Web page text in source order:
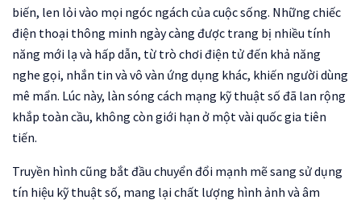
biến, len lỏi vào mọi ngóc ngách của cuộc sống. Những chiếc
điện thoại thông minh ngày càng được trang bị nhiều tính
năng mới lạ và hấp dẫn, từ trò chơi điện tử đến khả năng
nghe gọi, nhắn tin và vô vàn ứng dụng khác, khiến người dùng
mê mẩn. Lúc này, làn sóng cách mạng kỹ thuật số đã lan rộng
khắp toàn cầu, không còn giới hạn ở một vài quốc gia tiên
tiến.
Truyền hình cũng bắt đầu chuyển đổi mạnh mẽ sang sử dụng
tín hiệu kỹ thuật số, mang lại chất lượng hình ảnh và âm